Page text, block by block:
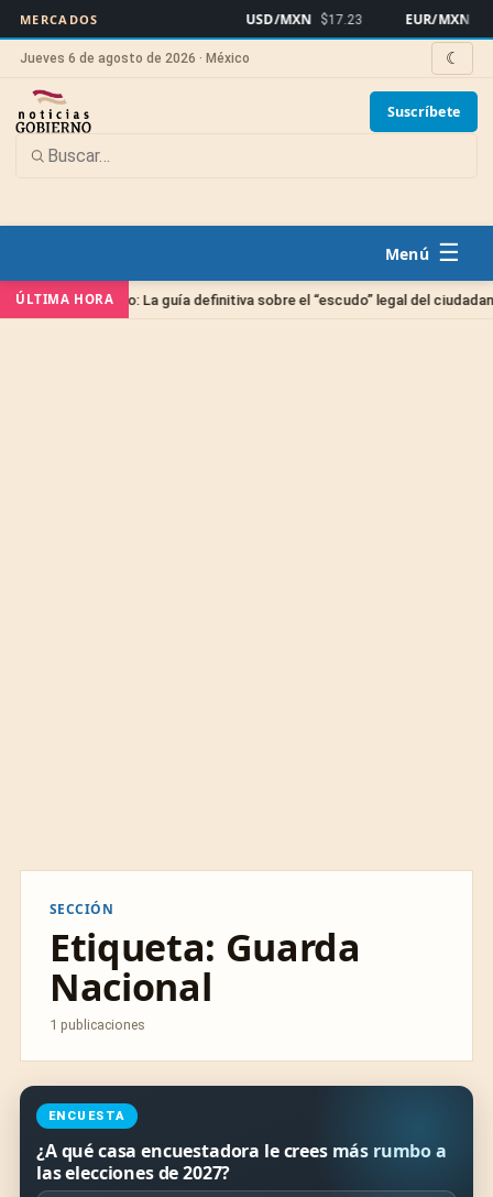
MERCADOS USD/MXN $17.23 EUR/MXN
Jueves 6 de agosto de 2026 · México ☾
Suscríbete
☰
ÚLTIMA HORA
de Amparo: La guía definitiva sobre el “escudo” legal del ciudadano
SECCIÓN
Etiqueta: Guarda
Nacional
1 publicaciones
ENCUESTA
¿A qué casa encuestadora le crees más rumbo a
las elecciones de 2027?